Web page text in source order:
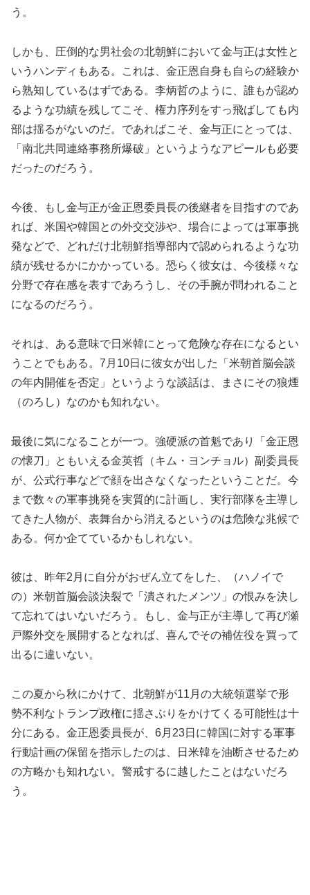
う。
しかも、圧倒的な男社会の北朝鮮において金与正は女性と
いうハンディもある。これは、金正恩自身も自らの経験か
ら熟知しているはずである。李炳哲のように、誰もが認め
るような功績を残してこそ、権力序列をすっ飛ばしても内
部は揺るがないのだ。であればこそ、金与正にとっては、
「南北共同連絡事務所爆破」というようなアピールも必要
だったのだろう。
今後、もし金与正が金正恩委員長の後継者を目指すのであ
れば、米国や韓国との外交交渉や、場合によっては軍事挑
発などで、どれだけ北朝鮮指導部内で認められるような功
績が残せるかにかかっている。恐らく彼女は、今後様々な
分野で存在感を表すであろうし、その手腕が問われること
になるのだろう。
それは、ある意味で日米韓にとって危険な存在になるとい
うことでもある。7月10日に彼女が出した「米朝首脳会談
の年内開催を否定」というような談話は、まさにその狼煙
（のろし）なのかも知れない。
最後に気になることが一つ。強硬派の首魁であり「金正恩
の懐刀」ともいえる金英哲（キム・ヨンチョル）副委員長
が、公式行事などで顔を出さなくなったということだ。今
まで数々の軍事挑発を実質的に計画し、実行部隊を主導し
てきた人物が、表舞台から消えるというのは危険な兆候で
ある。何か企てているかもしれない。
彼は、昨年2月に自分がおぜん立てをした、（ハノイで
の）米朝首脳会談決裂で「潰されたメンツ」の恨みを決し
て忘れてはいないだろう。もし、金与正が主導して再び瀬
戸際外交を展開するとなれば、喜んでその補佐役を買って
出るに違いない。
この夏から秋にかけて、北朝鮮が11月の大統領選挙で形
勢不利なトランプ政権に揺さぶりをかけてくる可能性は十
分にある。金正恩委員長が、6月23日に韓国に対する軍事
行動計画の保留を指示したのは、日米韓を油断させるため
の方略かも知れない。警戒するに越したことはないだろ
う。